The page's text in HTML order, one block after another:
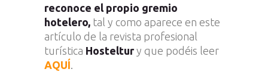
reconoce el propio gremio
hotelero, tal y como aparece en este
artículo de la revista profesional
turística Hosteltury que podéis leer
AQUÍ